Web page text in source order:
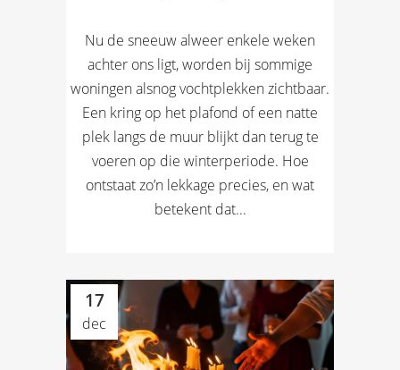
Nu de sneeuw alweer enkele weken
achter ons ligt, worden bij sommige
woningen alsnog vochtplekken zichtbaar.
Een kring op het plafond of een natte
plek langs de muur blijkt dan terug te
voeren op die winterperiode. Hoe
ontstaat zo’n lekkage precies, en wat
betekent dat...
17
dec